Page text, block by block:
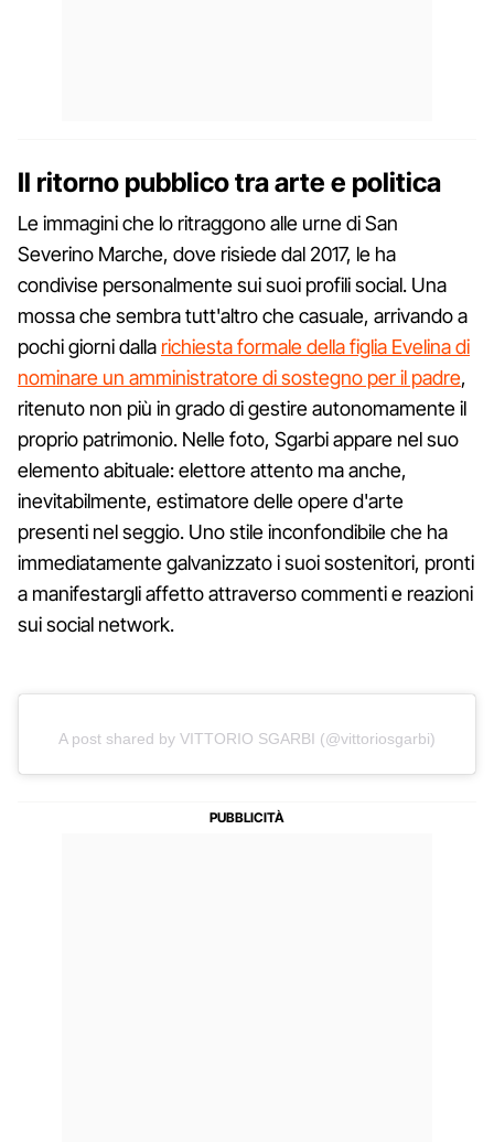
Il ritorno pubblico tra arte e politica
Le immagini che lo ritraggono alle urne di San
Severino Marche, dove risiede dal 2017, le ha
condivise personalmente sui suoi profili social. Una
mossa che sembra tutt'altro che casuale, arrivando a
pochi giorni dalla richiesta formale della figlia Evelina di
nominare un amministratore di sostegno per il padre,
ritenuto non più in grado di gestire autonomamente il
proprio patrimonio. Nelle foto, Sgarbi appare nel suo
elemento abituale: elettore attento ma anche,
inevitabilmente, estimatore delle opere d'arte
presenti nel seggio. Uno stile inconfondibile che ha
immediatamente galvanizzato i suoi sostenitori, pronti
a manifestargli affetto attraverso commenti e reazioni
sui social network.
A post shared by VITTORIO SGARBI (@vittoriosgarbi)